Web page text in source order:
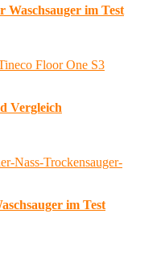
Waschsauger im Test
Vergleich
im Test